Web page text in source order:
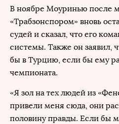
В ноябре Моуринью после
«Трабзонспором» вновь
судей и сказал, что его
системы. Также он заявил,
бы в Турцию, если бы ему
чемпионата.
«Я зол на тех людей из
привели меня сюда, они
половину правды. Если бы